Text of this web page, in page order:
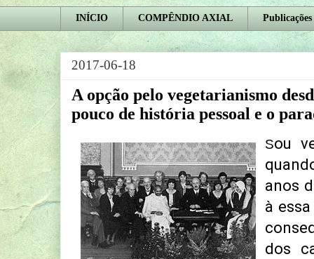
INÍCIO COMPÊNDIO AXIAL Publicações
2017-06-18
A opção pelo vegetarianismo
pouco de história pessoal e o
Sou
anos
à
dos